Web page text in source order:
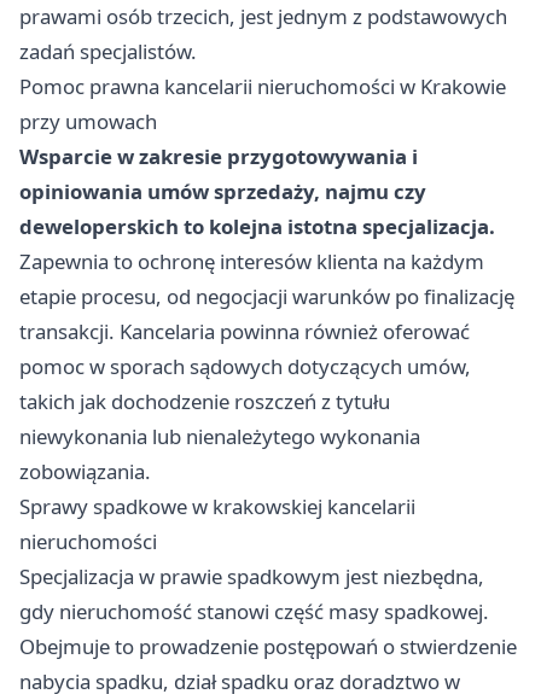
prawami osób trzecich, jest jednym z podstawowych
zadań specjalistów.
Pomoc prawna kancelarii nieruchomości w Krakowie
przy umowach
Wsparcie w zakresie przygotowywania i
opiniowania umów sprzedaży, najmu czy
deweloperskich to kolejna istotna specjalizacja.
Zapewnia to ochronę interesów klienta na każdym
etapie procesu, od negocjacji warunków po finalizację
transakcji. Kancelaria powinna również oferować
pomoc w sporach sądowych dotyczących umów,
takich jak dochodzenie roszczeń z tytułu
niewykonania lub nienależytego wykonania
zobowiązania.
Sprawy spadkowe w krakowskiej kancelarii
nieruchomości
Specjalizacja w prawie spadkowym jest niezbędna,
gdy nieruchomość stanowi część masy spadkowej.
Obejmuje to prowadzenie postępowań o stwierdzenie
nabycia spadku, dział spadku oraz doradztwo w